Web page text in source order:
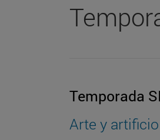
Temporada
Arte y